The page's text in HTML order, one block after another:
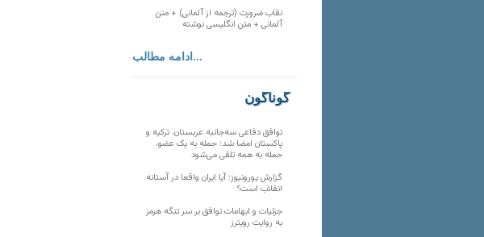
نقاب ضرورت (ترجمه از آلمانی) + متن
آلمانی + متن انگلیسی نوشته
ادامه مطالب...
گوناگون
توافق دفاعی سه‌جانبه عربستان، ترکیه و
پاکستان امضا شد؛ حمله به یک عضو،
حمله به همه تلقی می‌شود
گزارش یورونیوز؛ آیا ایران واقعا در آستانه
انقلاب است؟
جزئیات و ابهامات توافق بر سر تنگه هرمز
به روایت رویترز